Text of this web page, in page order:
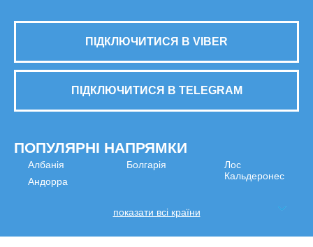
ПІДКЛЮЧИТИСЯ В VIBER
ПІДКЛЮЧИТИСЯ В TELEGRAM
ПОПУЛЯРНІ НАПРЯМКИ
Албанія
Андорра
Болгарія
Лос
Кальдеронес
показати всі країни
МИ В СОЦМЕРЕЖАХ